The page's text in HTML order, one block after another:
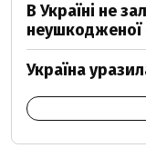
В Україні не
неушкодженої
Україна